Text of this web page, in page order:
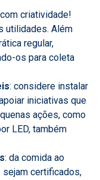
com criatividade!
utilidades. Além
regular,
os para coleta
: considere instalar
iniciativas que
ações, como
LED, também
: da comida ao
certificados,